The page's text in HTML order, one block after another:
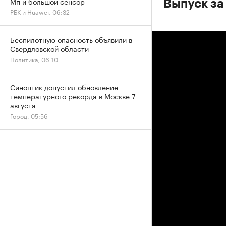
Выпуск
РБК и Huawei, 06:32
Беспилотную опасность объявили в
Свердловской области
Политика, 06:10
Синоптик допустил обновление
температурного рекорда в Москве 7
августа
Город, 05:56